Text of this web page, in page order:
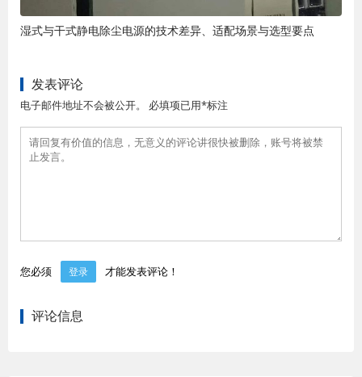
湿式与干式静电除尘电源的技术差异、适配场景与选型要点
发表评论
电子邮件地址不会被公开。 必填项已用*标注
您必须 登录 才能发表评论！
评论信息